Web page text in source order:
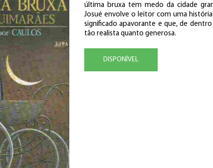
última bruxa tem medo da cidade
Josué envolve o leitor com uma
significado apavorante e que, de
tão realista quanto generosa.
DISPONÍVEL